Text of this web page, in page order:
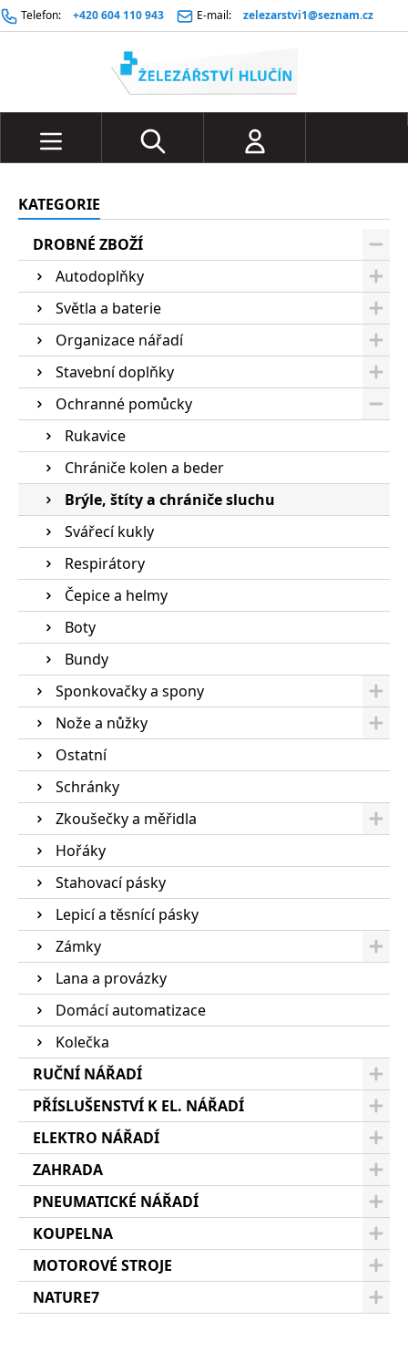
Telefon: +420 604 110 943 E-mail: zelezarstvi1@seznam.cz
KATEGORIE
DROBNÉ ZBOŽÍ
Autodoplňky
Světla a baterie
Organizace nářadí
Stavební doplňky
Ochranné pomůcky
Rukavice
Chrániče kolen a beder
Brýle, štíty a chrániče sluchu
Svářecí kukly
Respirátory
Čepice a helmy
Boty
Bundy
Sponkovačky a spony
Nože a nůžky
Ostatní
Schránky
Zkoušečky a měřidla
Hořáky
Stahovací pásky
Lepicí a těsnící pásky
Zámky
Lana a provázky
Domácí automatizace
Kolečka
RUČNÍ NÁŘADÍ
PŘÍSLUŠENSTVÍ K EL. NÁŘADÍ
ELEKTRO NÁŘADÍ
ZAHRADA
PNEUMATICKÉ NÁŘADÍ
KOUPELNA
MOTOROVÉ STROJE
NATURE7